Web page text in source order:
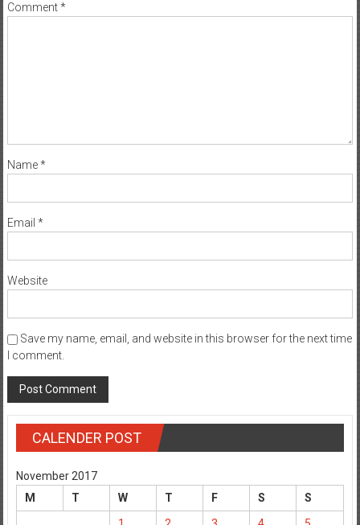
Comment*
Name*
Email *
Website
Save my name, email, and website in this browser for the next time
I comment.
CALENDER POST
November 2017
M
T W T F S
S